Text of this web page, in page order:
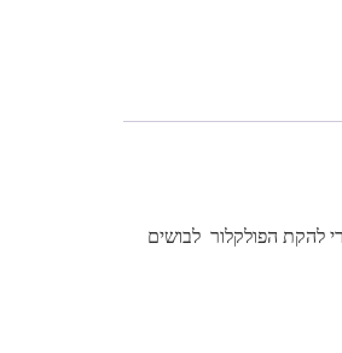
להקת הפולקלור לבושים